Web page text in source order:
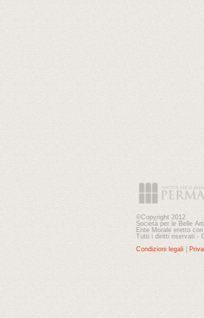
©Copyright 2012
Società per le Belle
Ente Morale eretto
Tutti i diritti riservati -
Condizioni legali